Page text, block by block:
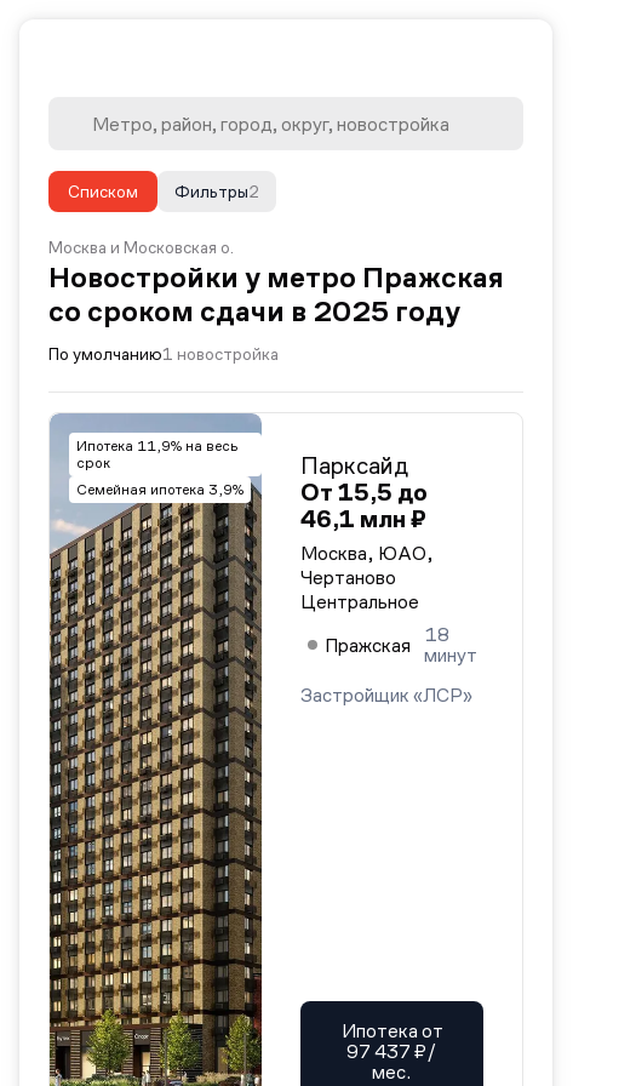
Списком 2
Фильтры
Москва и Московская о.
Новостройки у метро Пражская
со сроком сдачи в 2025 году
По умолчанию1 новостройка
Ипотека 11,9% на весь
срок
Семейная ипотека 3,9%
Парксайд
От 15,5 до
46,1 млн ₽
Москва, ЮАО,
Чертаново
Центральное
Пражская
18
минут
Застройщик «ЛСР»
Ипотека от
97 437 ₽/
мес.